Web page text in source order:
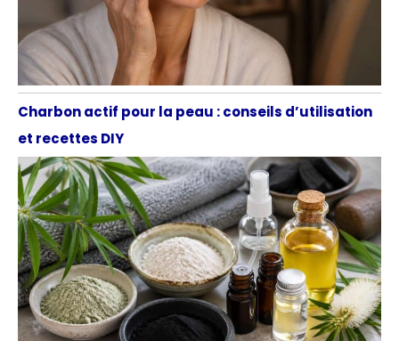
Charbon actif pour la peau : conseils d’utilisation
et recettes DIY